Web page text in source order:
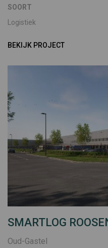
SOORT
Logistiek
BEKIJK PROJECT
SMARTLOG
Oud-Gastel